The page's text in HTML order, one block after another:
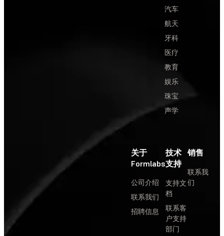
汽车
航天
牙科
医疗
教育
娱乐
珠宝
声学
关于
Formlabs
公司介绍
联系我们
招聘信息
技术
支持
支持文
档
联系客
户支持
部门
销售
联系我
们